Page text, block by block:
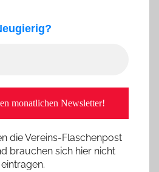
die Vereins-Flaschenpost
brauchen sich hier nicht
eintragen.